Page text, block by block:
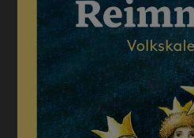
IDEEN & BEGLEITMATERIAL